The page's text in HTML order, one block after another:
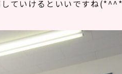
ていけるといいですね